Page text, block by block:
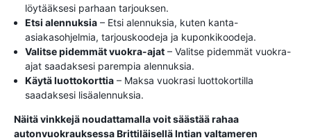
löytääksesi parhaan tarjouksen.
Etsi alennuksia – Etsi alennuksia, kuten kanta-
asiakasohjelmia, tarjouskoodeja ja kuponkikoodeja.
Valitse pidemmät vuokra-ajat – Valitse pidemmät vuokra-
ajat saadaksesi parempia alennuksia.
Käytä luottokorttia – Maksa vuokrasi luottokortilla
saadaksesi lisäalennuksia.
Näitä vinkkejä noudattamalla voit säästää rahaa
autonvuokrauksessa Brittiläisellä Intian valtameren